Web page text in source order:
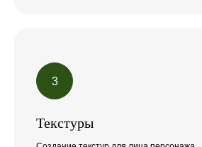
Текстуры